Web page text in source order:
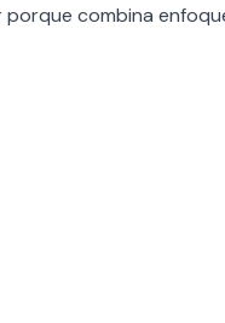
porque combina